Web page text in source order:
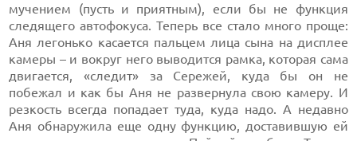
мучением (пусть и приятным), если бы не функция
следящего автофокуса. Теперь все стало много проще:
Аня легонько касается пальцем лица сына на дисплее
камеры – и вокруг него выводится рамка, которая сама
двигается, «следит» за Сережей, куда бы он не
побежал и как бы Аня не развернула свою камеру. И
резкость всегда попадает туда, куда надо. А недавно
Аня обнаружила еще одну функцию, доставившую ей